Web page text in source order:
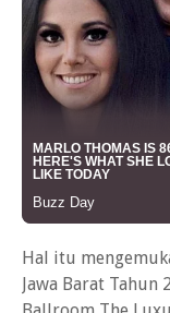
Hal itu
Jawa Barat